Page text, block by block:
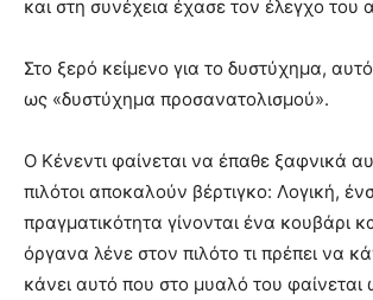
και στη συνέχεια έχασε τον έλεγχο του
Στο ξερό κείμενο για το δυστύχημα,
ως «δυστύχημα προσανατολισμού».
Ο Κένεντι φαίνεται να έπαθε ξαφνικά
πιλότοι αποκαλούν βέρτιγκο: Λογική,
πραγματικότητα γίνονται ένα κουβάρι
όργανα λένε στον πιλότο τι πρέπει να
κάνει αυτό που στο μυαλό του